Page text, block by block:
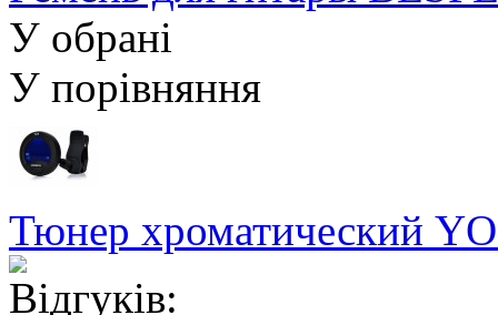
У обрані
У порівняння
Тюнер хроматический